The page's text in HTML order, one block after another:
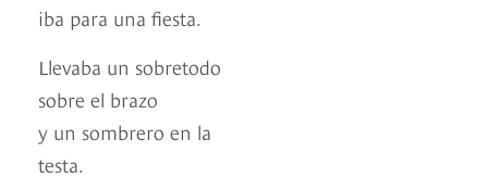
iba para una fiesta.
Llevaba un sobretodo
sobre el brazo
y un sombrero en la
testa.